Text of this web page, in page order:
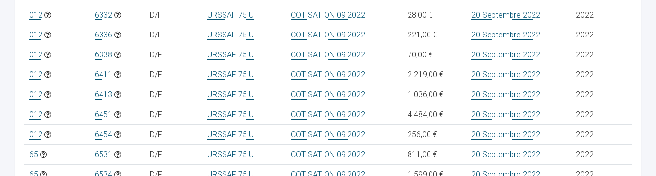
012 6332 D/F URSSAF 75 U COTISATION 09 2022 28,00 € 20 Septembre 2022 2022
012 6336 D/F URSSAF 75 U COTISATION 09 2022 221,00 € 20 Septembre 2022 2022
012 6338 D/F URSSAF 75 U COTISATION 09 2022 70,00 € 20 Septembre 2022 2022
012 6411 D/F URSSAF 75 U COTISATION 09 2022 2.219,00 € 20 Septembre 2022 2022
012 6413 D/F URSSAF 75 U COTISATION 09 2022 1.036,00 € 20 Septembre 2022 2022
012 6451 D/F URSSAF 75 U COTISATION 09 2022 4.484,00 € 20 Septembre 2022 2022
012 6454 D/F URSSAF 75 U COTISATION 09 2022 256,00 € 20 Septembre 2022 2022
65 6531 D/F URSSAF 75 U COTISATION 09 2022 811,00 € 20 Septembre 2022 2022